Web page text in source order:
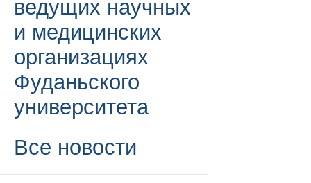
ведущих научных
и медицинских
организациях
Фуданьского
университета
Все новости